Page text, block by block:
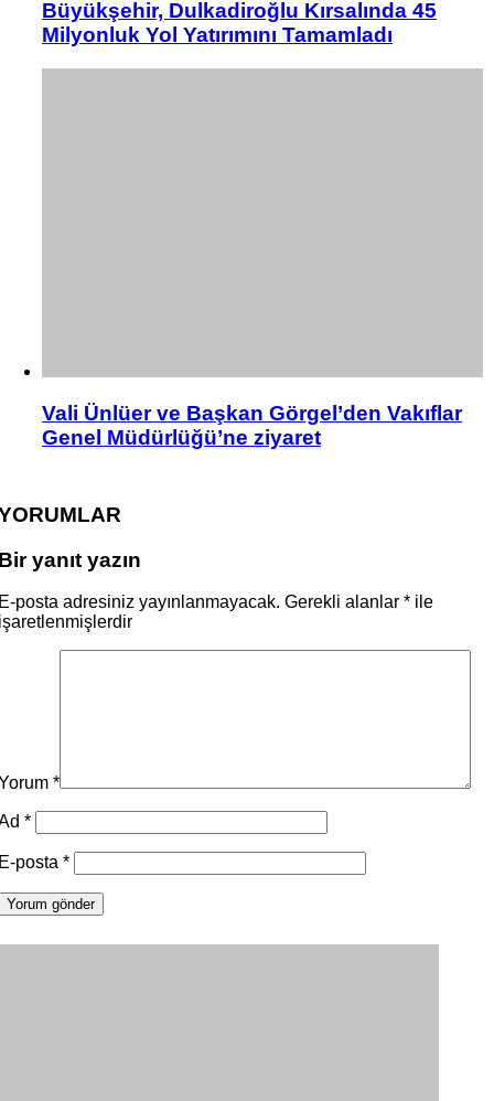
Büyükşehir, Dulkadiroğlu Kırsalında 45
Milyonluk Yol Yatırımını Tamamladı
Vali Ünlüer ve Başkan Görgel’den Vakıflar
Genel Müdürlüğü’ne ziyaret
yanıt yazın
posta adresiniz yayınlanmayacak. Gerekli alanlar * ile
*
*
posta *